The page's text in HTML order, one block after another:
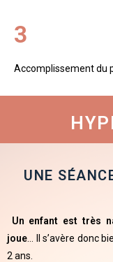
3
Accomplissement du
UNE
Un enfant est très
joue … Il s’avère donc
2 ans.